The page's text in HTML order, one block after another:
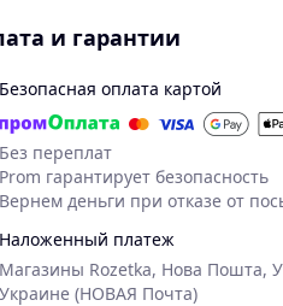
и гарантии
Безопасная оплата картой
Без переплат
Prom гарантирует безопасность
Вернем деньги при отказе от
Наложенный платеж
Магазины Rozetka, Нова Пошта,
Украине (НОВАЯ Почта)